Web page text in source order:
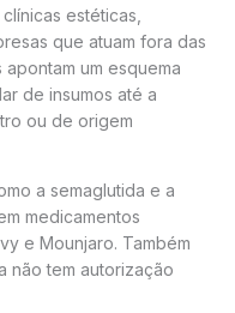
estéticas,
que atuam fora das
um esquema
de insumos até a
ou de origem
a semaglutida e a
medicamentos
e Mounjaro. Também
não tem autorização